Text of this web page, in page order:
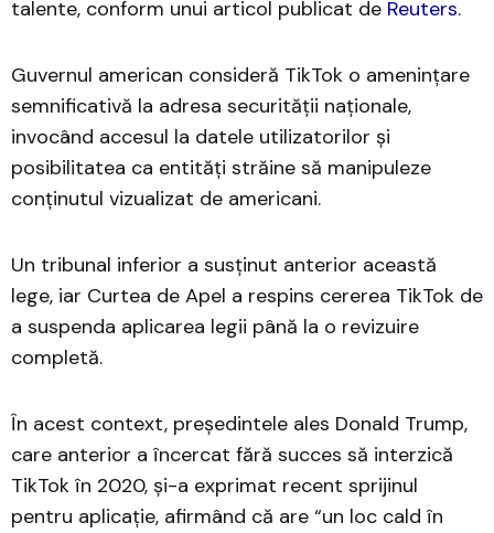
talente, conform unui articol publicat de Reuters.
Guvernul american consideră TikTok o amenințare
semnificativă la adresa securității naționale,
invocând accesul la datele utilizatorilor și
posibilitatea ca entități străine să manipuleze
conținutul vizualizat de americani.
Un tribunal inferior a susținut anterior această
lege, iar Curtea de Apel a respins cererea TikTok de
a suspenda aplicarea legii până la o revizuire
completă.
În acest context, președintele ales Donald Trump,
care anterior a încercat fără succes să interzică
TikTok în 2020, și-a exprimat recent sprijinul
pentru aplicație, afirmând că are “un loc cald în